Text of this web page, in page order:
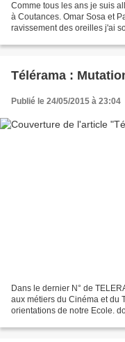
Comme tous les ans je suis
à Coutances. Omar Sosa et
ravissement des oreilles j'ai
Télérama :
Publié le 24/05/2015 à 23:04
Dans le dernier N° de
aux métiers du Cinéma et du
orientations de notre Ecole.